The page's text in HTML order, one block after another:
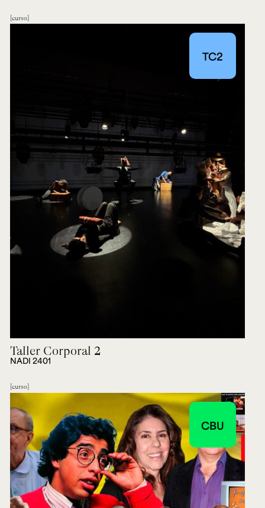
curso
TC2
Taller Corporal 2
NADI 2401
curso
CBU